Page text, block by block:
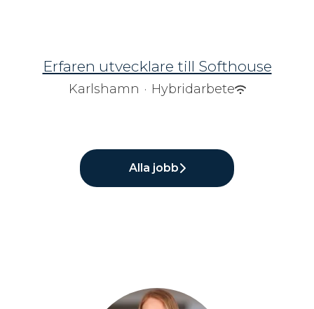
Erfaren utvecklare till Softhouse
Karlshamn · Hybridarbete
Alla jobb